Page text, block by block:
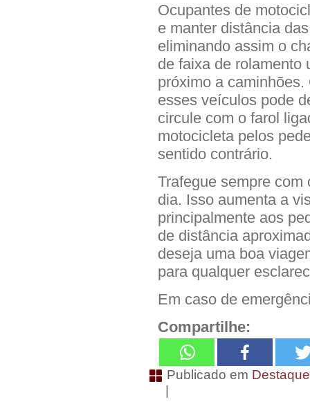
Ocupantes de
e manter distância
eliminando assim o
de faixa de rolamento
próximo a
esses veículos pode
circule com o farol
motocicleta pelos
sentido contrário.
Trafegue sempre
dia. Isso aumenta a
principalmente aos
de distância
deseja uma boa
para qualquer
Em caso de
Compartilhe:
Publicado em
|